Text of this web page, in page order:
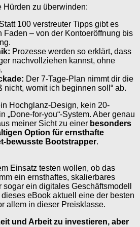
Hürden zu überwinden:
Statt 100 verstreuter Tipps gibt es
Faden – von der Kontoeröffnung bis
Prozesse werden so erklärt, dass
nachvollziehen kannst, ohne
Der 7-Tage-Plan nimmt dir die
nicht, womit ich beginnen soll“ ab.
Hochglanz-Design, kein 20-
„Done-for-you“-System. Aber genau
meiner Sicht zu einer besonders
Option für ernsthafte
bewusste Bootstrapper.
Einsatz testen wollen, ob das
ein ernsthaftes, skalierbares
ein digitales Geschäftsmodell
eBook aktuell eine der besten
allem in dieser Preisklasse.
und Arbeit zu investieren, aber